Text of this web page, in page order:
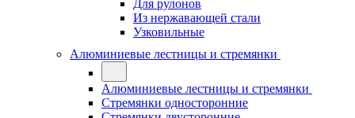
Для рулонов
Из нержавающей стали
Узковильные
Алюминиевые лестницы и стремянки
Алюминиевые лестницы и стремянки
Стремянки односторонние